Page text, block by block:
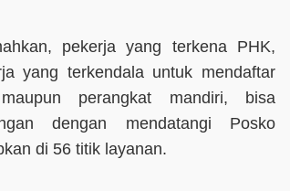
pekerja yang terkena PHK,
yang terkendala untuk mendaftar
perangkat mandiri, bisa
dengan mendatangi Posko
di 56 titik layanan.